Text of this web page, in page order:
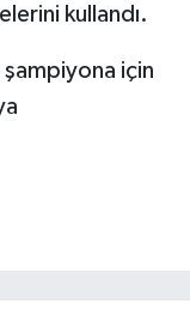
kullandı.
için